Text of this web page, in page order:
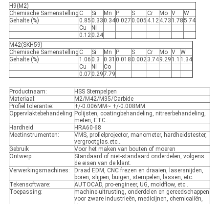
H9(M2)
Chemische Samenstelling C Si Mn P S Cr Mo V
W
Gehalte (%)
0.85 0.33 0.340.027 0.005 4.124.73 1.785.74
Cu
Ni
0.120.24
M42(SKH59)
Chemische Samenstelling C Si Mn P S Cr Mo V
W
Gehalte (%)
1.06 0.3 0.31 0.018 0.0023.749.29 1.1 1.34
Cu
Ni
Co
0.07 0.297.79
Productnaam:
HSS Stempelpen
Materiaal:
M2/M42/M35/Carbide
Profiel tolerantie:
+/-0.006MM~ +/-0.008MM.
Oppervlaktebehandeling: Polijsten, coatingbehandeling, nitreerbehandeling,
meten, ETC..
Hardheid
HRA60-68
Meetinstrumenten:
VMS, profielprojector, manometer, hardheidstester,
vergrootglas.etc...
Gebruik
Voor het maken van bouten of moeren
Ontwerp:
Standaard of niet-standaard onderdelen, volgens
de eisen van de klant.
Verwerkingsmachines:
Draad EDM, CNC frezen en draaien, lasersnijden,
boren, slijpen, buigen, stempelen, lassen, etc.
Tekensoftware:
AUTOCAD, pro-engineer, UG, moldflow, etc..
Toepassing:
machine-uitrusting, onderdelen en gereedschappen
voor zware industrieën, medicijnen, chemicaliën,